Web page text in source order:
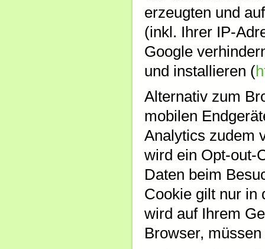
erzeugten und
(inkl. Ihrer IP-
Google
und installieren (
Alternativ zum
mobilen
Analytics zudem
wird ein Opt-out-
Daten beim
Cookie gilt nur in
wird auf Ihrem
Browser,